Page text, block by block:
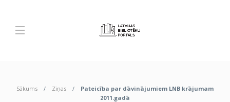
Sākums Ziņas
Pateicība par dāvinājumiem LNB krājumam
2011.gadā